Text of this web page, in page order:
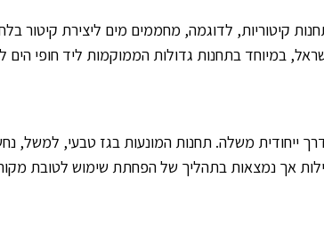
קיטוריות, לדוגמה, מחממים מים ליצירת קיטור
במיוחד בתחנות גדולות הממוקמות ליד חופי הים
ייחודית משלה. תחנות המונעות בגז טבעי, למשל,
אך נמצאות בתהליך של הפחתת שימוש לטובת